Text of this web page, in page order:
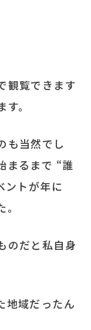
観覧できます
。
も当然でし
まるまで “誰
ントが年に
のだと私自身
地域だったん